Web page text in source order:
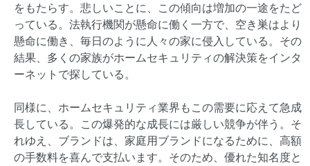
をもたらす。悲しいことに、この傾向は増加の一途をたど
っている。法執行機関が懸命に働く一方で、空き巣はより
懸命に働き、毎日のように人々の家に侵入している。その
結果、多くの家族がホームセキュリティの解決策をインタ
ーネットで探している。
同様に、ホームセキュリティ業界もこの需要に応えて急成
長している。この爆発的な成長には厳しい競争が伴う。そ
れゆえ、ブランドは、家庭用ブランドになるために、高額
の手数料を喜んで支払います。そのため、優れた知名度と